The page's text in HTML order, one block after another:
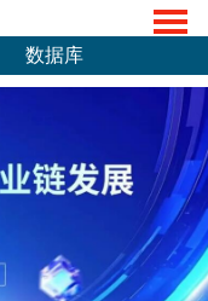
数据库